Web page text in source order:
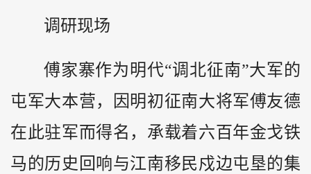
调研现场
傅家寨作为明代“调北征南”大军的
屯军大本营，因明初征南大将军傅友德
在此驻军而得名，承载着六百年金戈铁
马的历史回响与江南移民戍边屯垦的集